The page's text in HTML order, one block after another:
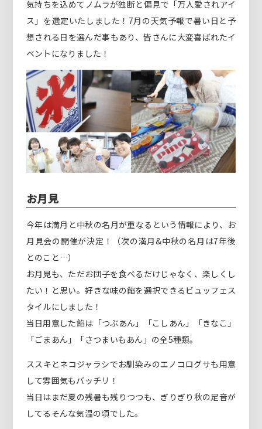
気持ちを込めてノムラが独断と偏見で「万人愛されアイ
ス」を選定いたしました！7月の天気予報で暑い日と予
想される日を選んだ事もあり、皆さんに大変喜ばれたイ
ベントになりました！
お月見
今年は満月と中秋の名月が重なるという情報により、お
月見会の開催が決定！（次の満月&中秋の名月は7年後
とのこと…）
お月見も、ただお団子を食べるだけじゃなく、楽しくし
たい！と思い。好きな味の餡を選択できるビュッフェス
タイルにしました！
当日用意した餡は「つぶあん」「こしあん」「きなこ」
「ごまあん」「さつまいもあん」の全5種類。
ススキとネコジャラシでお馴染みのエノコログサも用意
して雰囲気もバッチリ！
当日はまだ夏の残暑も残りつつも、ぎりぎり秋の足音が
してるそんな気温の頃でした。